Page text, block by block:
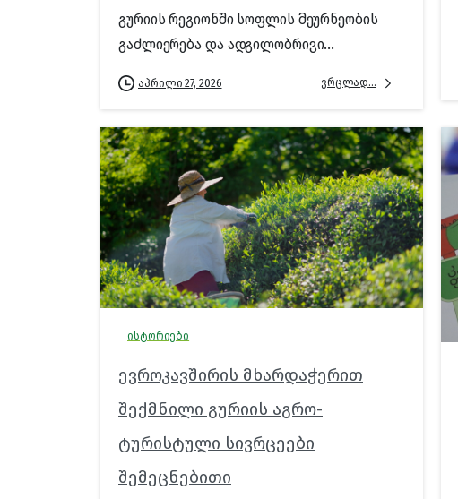
გურიის რეგიონში სოფლის მეურნეობის
გაძლიერება და ადგილობრივი...
აპრილი 27, 2026 ვრცლად...
ისტორიები
ევროკავშირის მხარდაჭერით
შექმნილი გურიის აგრო-
ტურისტული სივრცეები
შემეცნებითი